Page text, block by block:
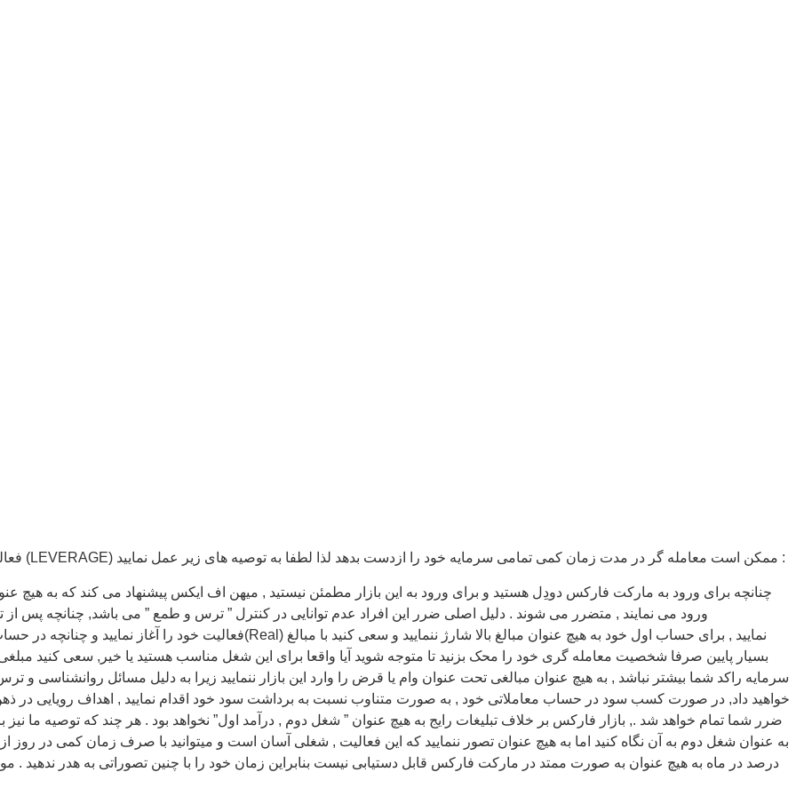
فعالیت در بازار فارکس ریسک فراوانی به همراه دارد و به دلیل وجود اهرم (LEVERAGE) ممکن است معامله گر در مدت زمان کمی تمامی سرمایه خود را ازدست بدهد لذا لطفا به توصیه های زیر عمل نمایید :
ورود می نمایند , متضرر می شوند . دلیل اصلی ضرر این افراد عدم توانایی در کنترل ” ترس و طمع ” می باشد, چنانچه پس از
بسیار پایین صرفا شخصیت معامله گری خود را محک بزنید تا متوجه شوید آیا واقعا برای این شغل مناسب هستید یا خیر, سعی کنید
سرمایه راکد شما بیشتر نباشد , به هیچ عنوان مبالغی تحت عنوان وام یا قرض را وارد این بازار ننمایید زیرا به دلیل مسائل روانشناسی و
خواهید داد, در صورت کسب سود در حساب معاملاتی خود , به صورت متناوب نسبت به برداشت سود خود اقدام نمایید , اهداف رویایی در
ضرر شما تمام خواهد شد ., بازار فارکس بر خلاف تبلیغات رایج به هیچ عنوان ” شغل دوم , درآمد اول” نخواهد بود . هر چند که توصیه ما